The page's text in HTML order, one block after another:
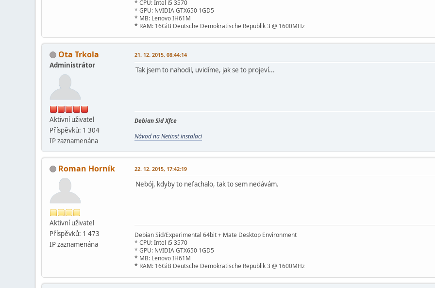
* CPU: Intel i5 3570
* GPU: NVIDIA GTX650 1GD5
* MB: Lenovo IH61M
* RAM: 16GiB Deutsche Demokratische Republik 3 @ 1600MHz
Ota Trkola
Administrátor
Aktivní­ uživatel
Příspěvků: 1 304
IP zaznamenána
21. 12. 2015, 08:44:14
Tak jsem to nahodil, uvidíme, jak se to projeví...
Debian Sid Xfce
Návod na Netinst instalaci
Roman Horník
Aktivní­ uživatel
Příspěvků: 1 473
IP zaznamenána
22. 12. 2015, 17:42:19
Nebój, kdyby to nefachalo, tak to sem nedávám.
Debian Sid/Experimental 64bit + Mate Desktop Environment
* CPU: Intel i5 3570
* GPU: NVIDIA GTX650 1GD5
* MB: Lenovo IH61M
* RAM: 16GiB Deutsche Demokratische Republik 3 @ 1600MHz